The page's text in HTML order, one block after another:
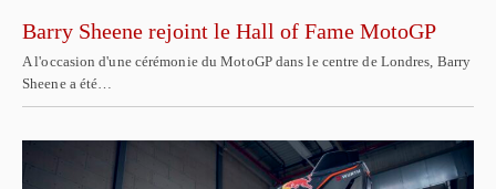
Barry Sheene rejoint le Hall of Fame MotoGP
A l'occasion d'une cérémonie du MotoGP dans le centre de Londres, Barry
Sheene a été…